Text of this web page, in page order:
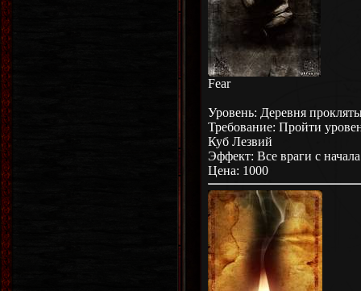
Fear
Уровень: Деревня
Требование: Пройти
Куб Лезвий
Эффект: Все враги с
Цена: 1000